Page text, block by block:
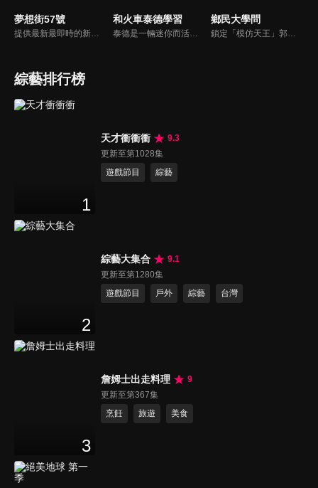
夢想街57號
提供最新最即時的新車資訊、邀請汽車達人分享試車報告，同時幫觀眾做最仔細的車款集評。還有專家分享最實用、最省錢的愛車維修撇步，甚至將難得一見的限量車、改裝車直接搬到棚內，將更專業、更豐富、更多元化的內容呈現給觀眾。
和火車泰德學習
泰德是一輛迷你而活潑的火車。 它總是在嘗試新的冒險，並盡可能通過他玩的遊戲學到東西。 在他的冒險中，泰德學習了形狀、顏色和數位。 小朋友們快來和泰德一起快樂地學習吧！
鄉民大學問
鎖定「模仿天王」郭子乾，還有高顏值學霸大學生辛辣提問唷！全新優質節目都在NOWnews《鄉民大學問》！
綜藝排行榜
1
天才衝衝衝
9.3
更新至第1028集
遊戲節目
綜藝
2
綜藝大集合
9.1
更新至第1280集
遊戲節目
戶外 綜藝 台灣
3
詹姆士出走料理
9
更新至第367集
烹飪
旅遊 美食